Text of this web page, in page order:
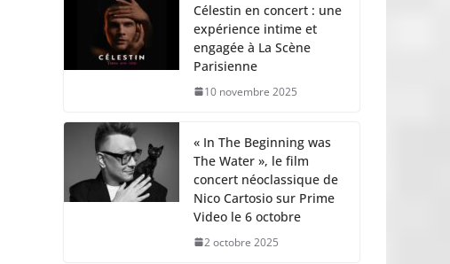
Célestin en concert : une
expérience intime et
engagée à La Scène
Parisienne
10 novembre 2025
« In The Beginning was
The Water », le film
concert néoclassique de
Nico Cartosio sur Prime
Video le 6 octobre
2 octobre 2025